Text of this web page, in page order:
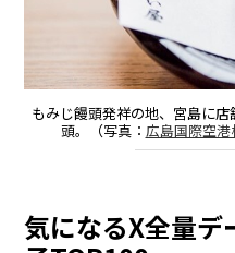
もみじ饅頭発祥の地、宮島に
頭。（写真： 広島国際空
気になるX全量デ